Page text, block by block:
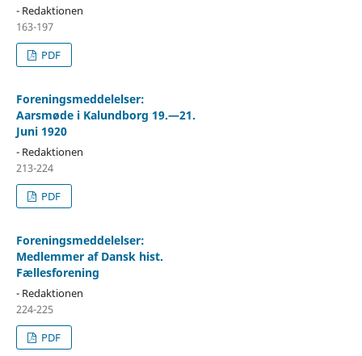
- Redaktionen
163-197
PDF
Foreningsmeddelelser:
Aarsmøde i Kalundborg 19.—21.
Juni 1920
- Redaktionen
213-224
PDF
Foreningsmeddelelser:
Medlemmer af Dansk hist.
Fællesforening
- Redaktionen
224-225
PDF